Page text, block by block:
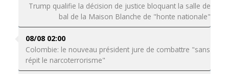
Trump qualifie la décision de justice bloquant la salle de
bal de la Maison Blanche de "honte nationale"
08/08 02:00
Colombie: le nouveau président jure de combattre "sans
répit le narcoterrorisme"